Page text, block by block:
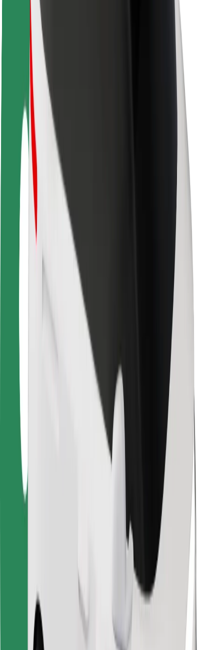
E-roller biztonság
Biztonsági részleg
Városok
Lokációk
Városi megoldások
Repülőtér
Bolt töltőállomások
Súgó
Utasoknak
Sofőröknek
Ételfutároknak
Bolt Food
Flottapartnereknek
Éttermeknek
Bolt for Business
Felhasználási feltételek
Pár perc alatt ott vagyunk érted!
Bolt alkalmazás letöltése
Találd meg kedvenc ételedet!
Bolt Food app letöltése